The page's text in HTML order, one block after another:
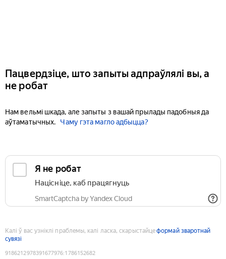
Пацвердзіце, што запыты адпраўлялі вы, а
не робат
Нам вельмі шкада, але запыты з вашай прылады падобныя да
аўтаматычных.
Чаму гэта магло адбыцца?
Я не робат
Націсніце, каб працягнуць
SmartCaptcha by Yandex Cloud
Калі ў вас узніклі праблемы, калі ласка, скарыстайцеформай зваротнай
сувязі
9186212978391677976:1786152682